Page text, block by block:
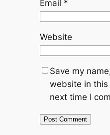
Email *
Website
Save my
website in
next time I